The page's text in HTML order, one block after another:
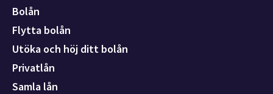
Bolån
Flytta bolån
Utöka och höj ditt bolån
Privatlån
Samla lån